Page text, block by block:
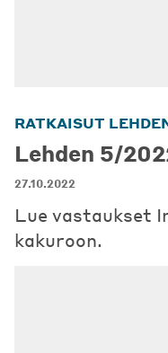
RATKAISUT
Lehden 5/
27.10.2022
Lue vastaukset
kakuroon.